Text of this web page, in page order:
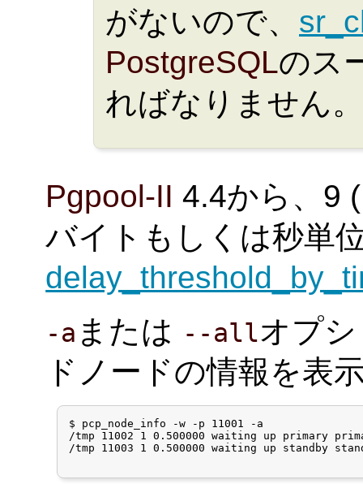
がないので、
PostgreSQLのス
ればなりません。
Pgpool-II 4.4から、9
バイトもしくは秒単
-a または --allオプ
ドノードの情報を表
$ pcp_node_info -w -p 11001 -a
/tmp 11002 1 0.500000 waiting up primary
/tmp 11003 1 0.500000 waiting up standby